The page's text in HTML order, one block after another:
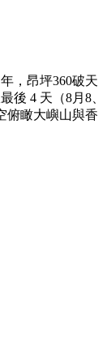
，昂坪360破天
後 4 天（8月8、
俯瞰大嶼山與香